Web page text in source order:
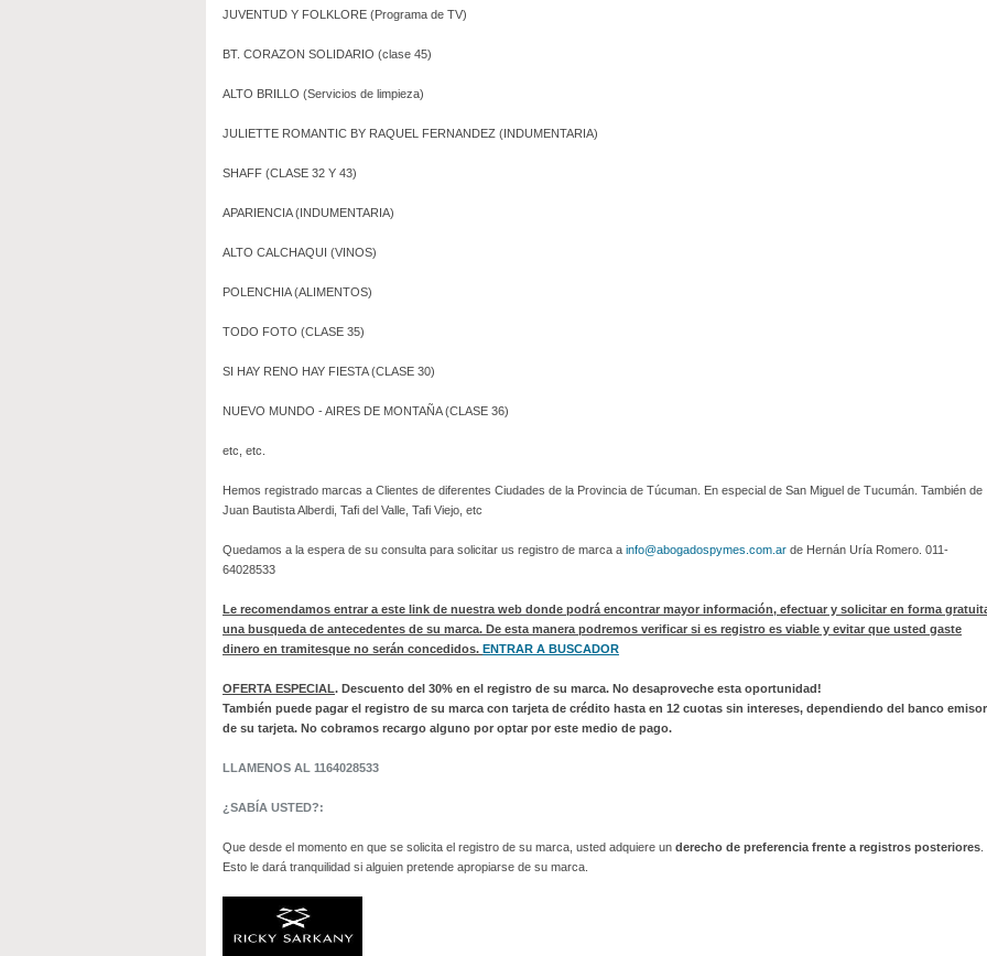
JUVENTUD Y FOLKLORE (Programa de TV)
BT. CORAZON SOLIDARIO (clase 45)
ALTO BRILLO (Servicios de limpieza)
JULIETTE ROMANTIC BY RAQUEL FERNANDEZ (INDUMENTARIA)
SHAFF (CLASE 32 Y 43)
APARIENCIA (INDUMENTARIA)
ALTO CALCHAQUI (VINOS)
POLENCHIA (ALIMENTOS)
TODO FOTO (CLASE 35)
SI HAY RENO HAY FIESTA (CLASE 30)
NUEVO MUNDO - AIRES DE MONTAÑA (CLASE 36)
etc, etc.
Hemos registrado marcas a Clientes de diferentes Ciudades de la Provincia de Túcuman. En especial de San Miguel de Tucumán. También de
Juan Bautista Alberdi, Tafi del Valle, Tafi Viejo, etc
Quedamos a la espera de su consulta para solicitar us registro de marca a info@abogadospymes.com.ar de Hernán Uría Romero. 011-
64028533
Le recomendamos entrar a este link de nuestra web donde podrá encontrar mayor información, efectuar y solicitar en forma
una busqueda de antecedentes de su marca. De esta manera podremos verificar si es registro es viable y evitar que usted gaste
dinero en tramitesque no serán concedidos. ENTRAR A BUSCADOR
OFERTA ESPECIAL. Descuento del 30% en el registro de su marca. No desaproveche esta oportunidad!
También puede pagar el registro de su marca con tarjeta de crédito hasta en 12 cuotas sin intereses, dependiendo del banco emisor
de su tarjeta. No cobramos recargo alguno por optar por este medio de pago.
LLAMENOS AL 1164028533
¿SABÍA USTED?:
Que desde el momento en que se solicita el registro de su marca, usted adquiere un derecho de preferencia frente a registros posteriores
Esto le dará tranquilidad si alguien pretende apropiarse de su marca.